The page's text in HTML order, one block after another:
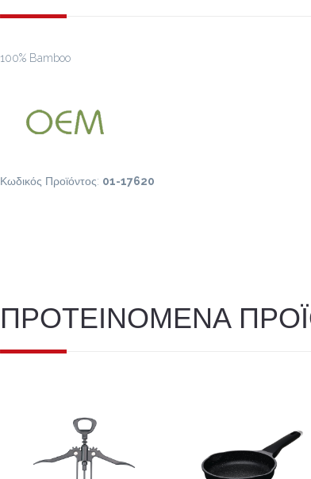
100% Bamboo
Κωδικός Προϊόντος: 01-17620
ΠΡΟΤΕΙΝΟΜΕΝΑ